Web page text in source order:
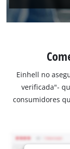
Einhell no
verificada"-
consumidores